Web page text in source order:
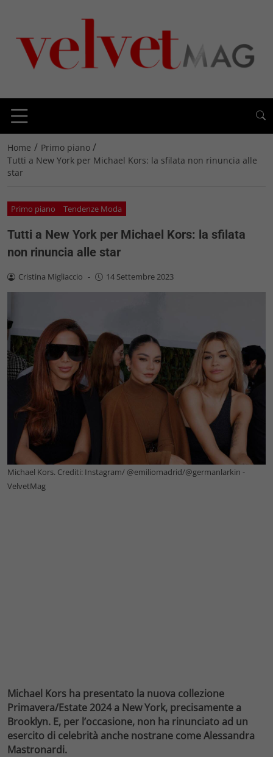
Home / Primo piano /
Tutti a New York per Michael Kors: la sfilata non rinuncia alle
star
Primo piano Tendenze Moda
Tutti a New York per Michael Kors: la sfilata
non rinuncia alle star
Cristina Migliaccio - 14 Settembre 2023
Michael Kors. Crediti: Instagram/ @emiliomadrid/@germanlarkin -
VelvetMag
Michael Kors ha presentato la nuova collezione
Primavera/Estate 2024 a New York, precisamente a
Brooklyn. E, per l’occasione, non ha rinunciato ad un
esercito di celebrità anche nostrane come Alessandra
Mastronardi.